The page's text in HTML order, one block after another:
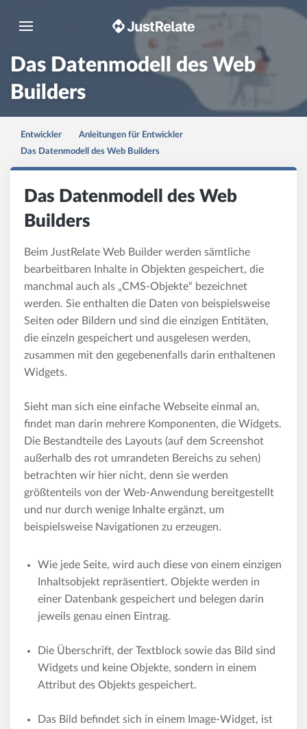
Toggle navigation
Das Datenmodell des Web
Builders
Entwickler
Anleitungen für Entwickler
Das Datenmodell des Web Builders
Das Datenmodell des Web
Builders
Beim JustRelate Web Builder werden sämtliche
bearbeitbaren Inhalte in Objekten gespeichert, die
manchmal auch als „CMS-Objekte“ bezeichnet
werden. Sie enthalten die Daten von beispielsweise
Seiten oder Bildern und sind die einzigen Entitäten,
die einzeln gespeichert und ausgelesen werden,
zusammen mit den gegebenenfalls darin enthaltenen
Widgets.
Sieht man sich eine einfache Webseite einmal an,
findet man darin mehrere Komponenten, die Widgets.
Die Bestandteile des Layouts (auf dem Screenshot
außerhalb des rot umrandeten Bereichs zu sehen)
betrachten wir hier nicht, denn sie werden
größtenteils von der Web-Anwendung bereitgestellt
und nur durch wenige Inhalte ergänzt, um
beispielsweise Navigationen zu erzeugen.
Wie jede Seite, wird auch diese von einem einzigen
Inhaltsobjekt repräsentiert. Objekte werden in
einer Datenbank gespeichert und belegen darin
jeweils genau einen Eintrag.
Die Überschrift, der Textblock sowie das Bild sind
Widgets und keine Objekte, sondern in einem
Attribut des Objekts gespeichert.
Das Bild befindet sich in einem Image-Widget, ist